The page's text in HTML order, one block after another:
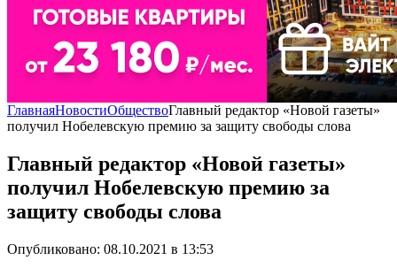
ГлавнаяНовостиОбществоГлавный редактор «Новой газеты»
получил Нобелевскую премию за защиту свободы слова
Главный редактор «Новой газеты»
получил Нобелевскую премию за
защиту свободы слова
Опубликовано: 08.10.2021 в 13:53